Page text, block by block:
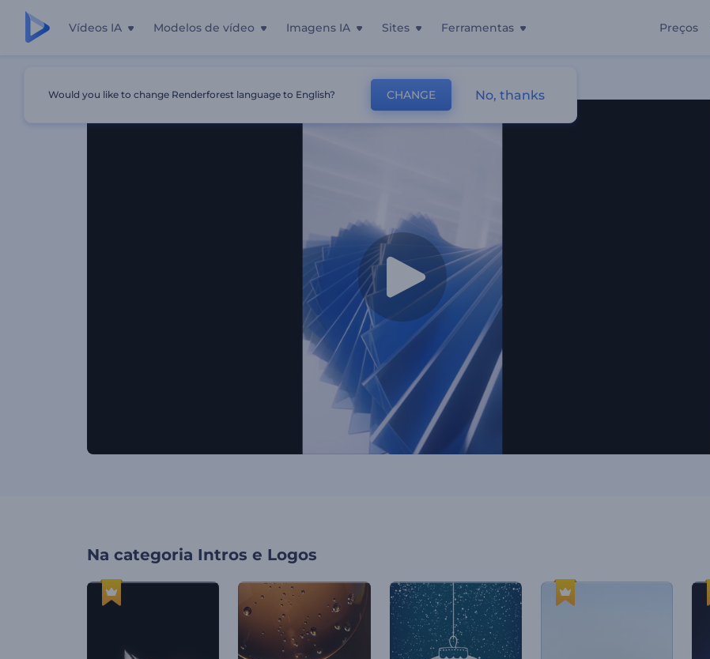
Vídeos IA Modelos de vídeo Imagens IA Sites Ferramentas Preços
Na categoria Intros e Logos
Would you like to change Renderforest language to English? CHANGE No, thanks